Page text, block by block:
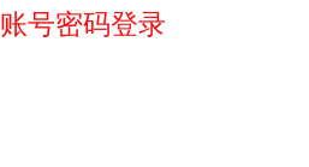
账号密码登录